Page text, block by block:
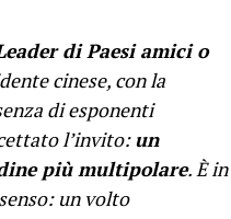
di Paesi amici o
cinese, con la
di esponenti
l’invito:un
più multipolare. È in
un volto